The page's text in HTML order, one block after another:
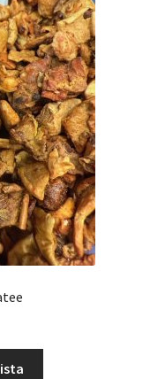
tehdä
valinnat
tuotteen
sivulla.
€